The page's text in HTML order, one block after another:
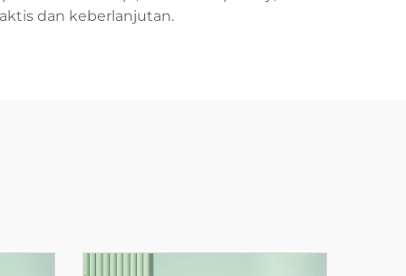
dan keberlanjutan.